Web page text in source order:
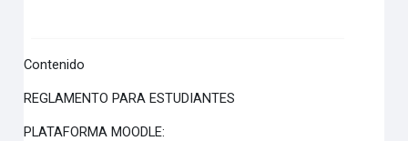
Contenido
REGLAMENTO PARA ESTUDIANTES
PLATAFORMA MOODLE: